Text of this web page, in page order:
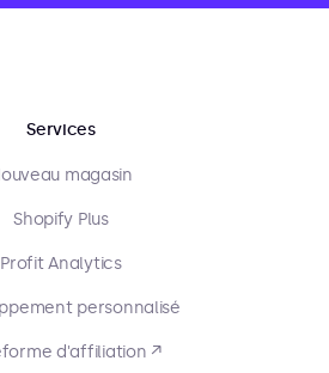
Services
magasin
Shopify Plus
Profit Analytics
personnalisé
d'affiliation ↗